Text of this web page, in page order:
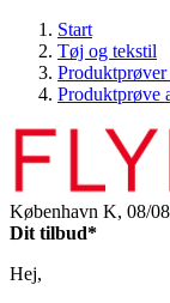
Start
Tøj og tekstil
Produktprøve
København K, 08/
Dit tilbud*
Hej,